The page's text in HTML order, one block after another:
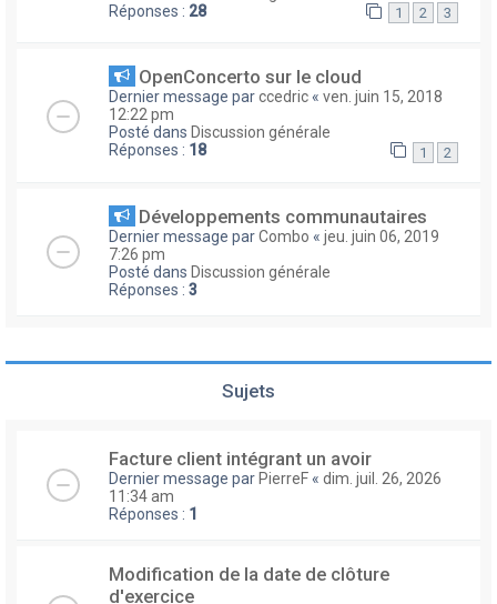
Réponses : 28 1 2 3
OpenConcerto sur le cloud
Dernier message parccedric « ven. juin 15, 2018
12:22 pm
Posté dans Discussion générale
Réponses : 18 1 2
Développements communautaires
Dernier message parCombo « jeu. juin 06, 2019
7:26 pm
Posté dans Discussion générale
Réponses : 3
Sujets
Facture client intégrant un avoir
Dernier message parPierreF « dim. juil. 26, 2026
11:34 am
Réponses : 1
Modification de la date de clôture
d'exercice